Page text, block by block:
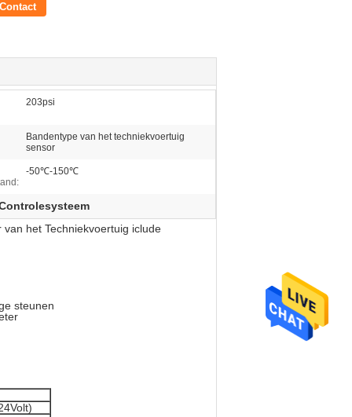
Contact
203psi
Bandentype van het techniekvoertuig
sensor
-50℃-150℃
het Techniekvoertuig iclude
steunen